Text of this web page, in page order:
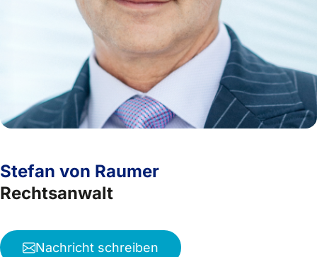
Stefan von Raumer
Rechtsanwalt
Nachricht schreiben